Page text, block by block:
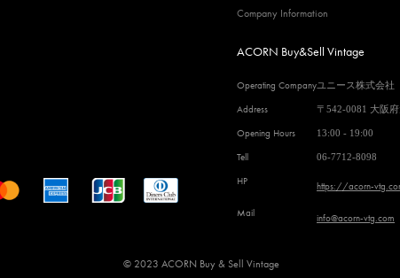
Company Information
ACORN Buy&Sell Vintage
Operating Companyユニース株式会社
Address 〒542-0081 大阪
Opening Hours 13:00 - 19:00
Tell 06-7712-8098
HP https://acorn-
Mail info@acorn-vtg.com
© 2023 ACORN Buy & Sell Vintage